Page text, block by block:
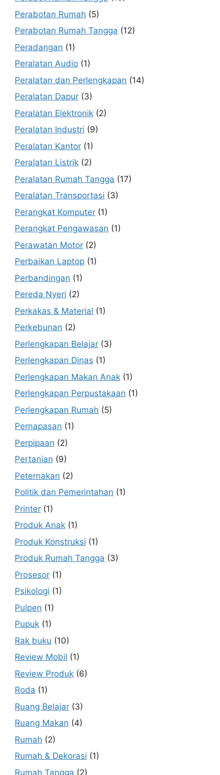
Perabotan Rumah (5)
Perabotan Rumah Tangga (12)
Peradangan (1)
Peralatan Audio (1)
Peralatan dan Perlengkapan (14)
Peralatan Dapur (3)
Peralatan Elektronik (2)
Peralatan Industri (9)
Peralatan Kantor (1)
Peralatan Listrik (2)
Peralatan Rumah Tangga (17)
Peralatan Transportasi (3)
Perangkat Komputer (1)
Perangkat Pengawasan (1)
Perawatan Motor (2)
Perbaikan Laptop (1)
Perbandingan (1)
Pereda Nyeri (2)
Perkakas & Material (1)
Perkebunan (2)
Perlengkapan Belajar (3)
Perlengkapan Dinas (1)
Perlengkapan Makan Anak (1)
Perlengkapan Perpustakaan (1)
Perlengkapan Rumah (5)
Pernapasan (1)
Perpipaan (2)
Pertanian (9)
Peternakan (2)
Politik dan Pemerintahan (1)
Printer (1)
Produk Anak (1)
Produk Konstruksi (1)
Produk Rumah Tangga (3)
Prosesor (1)
Psikologi (1)
Pulpen (1)
Pupuk (1)
Rak buku (10)
Review Mobil (1)
Review Produk (6)
Roda (1)
Ruang Belajar (3)
Ruang Makan (4)
Rumah (2)
Rumah & Dekorasi (1)
Rumah Tangga (2)